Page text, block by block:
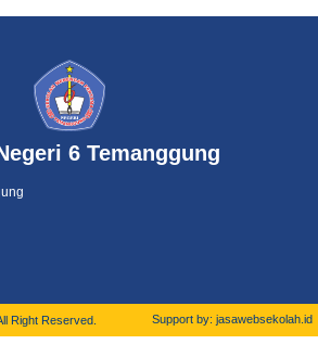
6 Temanggung
Right Reserved. Support by: jasawebsekolah.id